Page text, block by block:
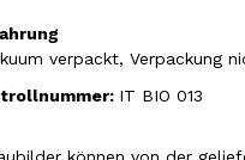
verpackt, Verpackung
IT BIO 013